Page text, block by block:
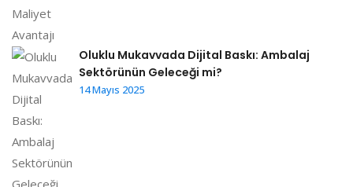
Oluklu Mukavvada Dijital Baskı: Ambalaj
Sektörünün Geleceği mi?
14 Mayıs 2025